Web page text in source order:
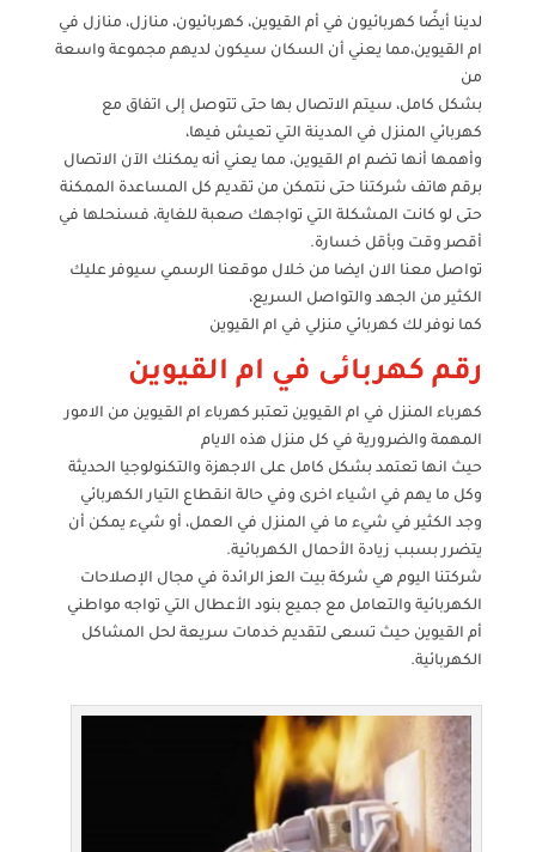
لدينا أيضًا كهربائيون في أم القيوين، كهربائيون، منازل، منازل في
ام القيوين،مما يعني أن السكان سيكون لديهم مجموعة واسعة
من
بشكل كامل، سيتم الاتصال بها حتى تتوصل إلى اتفاق مع
كهربائي المنزل في المدينة التي تعيش فيها،
وأهمها أنها تضم ام القيوين، مما يعني أنه يمكنك الآن الاتصال
برقم هاتف شركتنا حتى نتمكن من تقديم كل المساعدة الممكنة
حتى لو كانت المشكلة التي تواجهك صعبة للغاية، فسنحلها في
أقصر وقت وبأقل خسارة.
تواصل معنا الان ايضا من خلال موقعنا الرسمي سيوفر عليك
الكثير من الجهد والتواصل السريع،
كما نوفر لك كهربائي منزلي في ام القيوين
رقم كهربائى في ام القيوين
كهرباء المنزل في ام القيوين تعتبر كهرباء ام القيوين من الامور
المهمة والضرورية في كل منزل هذه الايام
حيث انها تعتمد بشكل كامل على الاجهزة والتكنولوجيا الحديثة
وكل ما يهم في اشياء اخرى وفي حالة انقطاع التيار الكهربائي
وجد الكثير في شيء ما في المنزل في العمل، أو شيء يمكن أن
يتضرر بسبب زيادة الأحمال الكهربائية.
شركتنا اليوم هي شركة بيت العز الرائدة في مجال الإصلاحات
الكهربائية والتعامل مع جميع بنود الأعطال التي تواجه مواطني
أم القيوين حيث تسعى لتقديم خدمات سريعة لحل المشاكل
الكهربائية.